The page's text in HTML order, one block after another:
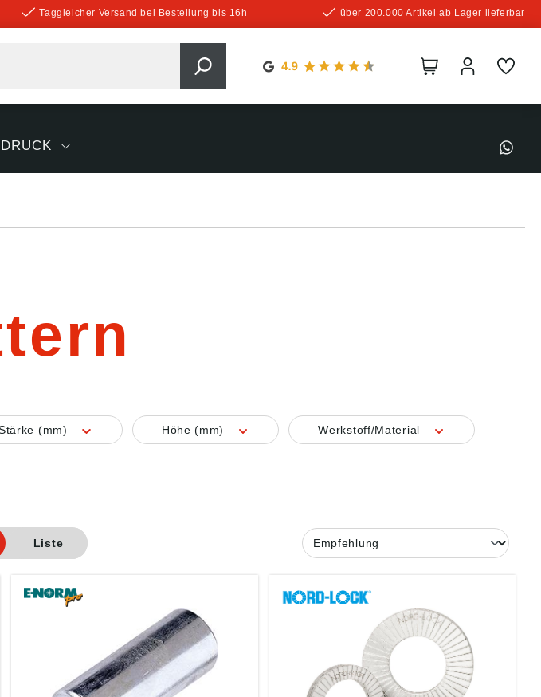
Taggleicher Versand bei Bestellung bis 16h über 200.000 Artikel ab Lager lieferbar
(mm) Höhe (mm) Werkstoff/Material
Liste